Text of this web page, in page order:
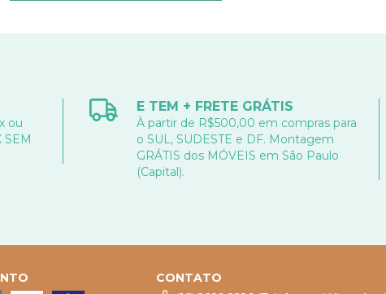
ou
SEM
E TEM + FRETE GRÁTIS
À partir de R$500,00 em compras para
o SUL, SUDESTE e DF. Montagem
GRÁTIS dos MÓVEIS em São Paulo
(Capital).
CONTATO